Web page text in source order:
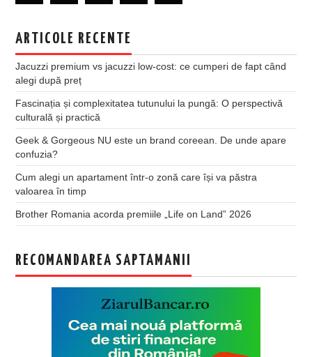
ARTICOLE RECENTE
Jacuzzi premium vs jacuzzi low-cost: ce cumperi de fapt când
alegi după preț
Fascinația și complexitatea tutunului la pungă: O perspectivă
culturală și practică
Geek & Gorgeous NU este un brand coreean. De unde apare
confuzia?
Cum alegi un apartament într-o zonă care își va păstra
valoarea în timp
Brother Romania acorda premiile „Life on Land” 2026
RECOMANDAREA SAPTAMANII